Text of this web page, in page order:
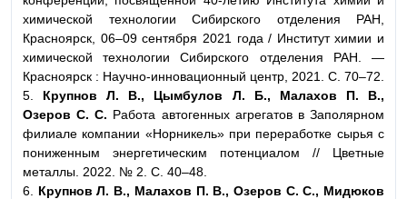
химической технологии Сибирского отделения РАН,
Красноярск, 06–09 сентября 2021 года / Институт химии и
химической технологии Сибирского отделения РАН. —
Красноярск : Научно-инновационный центр, 2021. С. 70–72.
5.
Крупнов Л. В., Цымбулов Л. Б., Малахов П. В.,
Озеров С. С. Работа автогенных агрегатов в Заполярном
филиале компании «Норникель» при переработке сырья с
пониженным энергетическим потенциалом // Цветные
металлы. 2022. № 2. С. 40–48.
6. Крупнов Л. В., Малахов П. В., Озеров С. С., Мидюков